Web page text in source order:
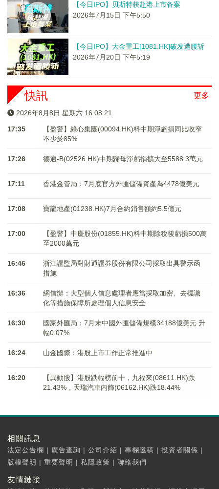
【今日IPO】贝斯特获赴港上市备案
2026年7月15日 下午5:50
【今日IPO】大金重工[1081.HK]破发遭腰斩
2026年7月20日 下午5:19
更多
快訊
2026年8月8日 星期六 16:08:21
17:35
【盈警】綠心集團(00094.HK)料中期淨虧損同比收窄
不少於85%
17:26 德適-B(02526.HK)中期歸母淨虧損擴大至5588.3萬元
17:11 香港金管局：7月底官方外匯儲備資產為4478億美元
17:08 寶龍地產(01238.HK)7月合約銷售額約5.5億元
17:00
【盈警】中慶股份(01855.HK)料中期除稅後虧損500萬
至2000萬元
16:46
浙江證監局對財通證券股份有限公司採取出具警示函
措施
16:36
網信辦：大型個人信息處理者應當採取加密、去標識
化等措施保障所處理個人信息安全
16:30
國家外匯局：7月末中國外匯儲備規模34188億美元 升
幅0.07%
16:24 山金國際：港股上市工作正常推進中
16:20
【異動股】港股跌幅榜前十，九福來(08611.HK)跌
21.43%，天瑞汽車内飾(06162.HK)跌18.44%
相關訊息
法定公告欄 | 廣告查詢 | 公司介紹 | 專欄邀稿 | 投資者關係 |
版權聲明 | 重要聲明 | 私隱政策 | 聯絡我們
友情鏈接